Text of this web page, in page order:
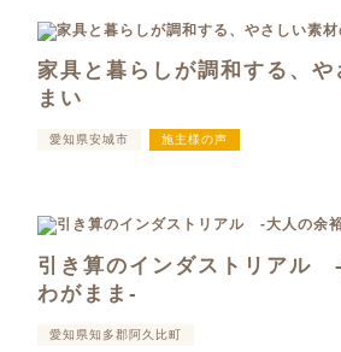
家具と暮らしが調和する、や
まい
愛知県安城市 施主様の声
引き算のインダストリアル
わがまま-
愛知県知多郡阿久比町